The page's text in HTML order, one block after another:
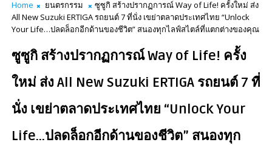
Home ยนตรกรรม
ซูซูกิ สร้างปรากฏการณ์ Way of Life! ครั้งใหม่ ส่ง
All New Suzuki ERTIGA รถยนต์ 7 ที่นั่ง เขย่าตลาดประเทศไทย “Unlock
Your Life…ปลดล็อกอีกด้านของชีวิต” สนองทุกไลฟ์สไตล์ที่แตกต่างของคุณ
ซูซูกิ สร้างปรากฏการณ์ Way of Life! ครั้ง
ใหม่ ส่ง All New Suzuki ERTIGA รถยนต์ 7 ที่
นั่ง เขย่าตลาดประเทศไทย “Unlock Your
Life…ปลดล็อกอีกด้านของชีวิต” สนองทุก